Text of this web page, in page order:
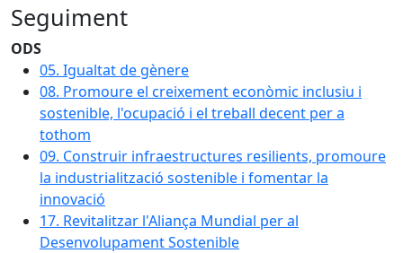
Seguiment
ODS
05. Igualtat de gènere
08. Promoure el creixement econòmic inclusiu i
sostenible, l'ocupació i el treball decent per a
tothom
09. Construir infraestructures resilients, promoure
la industrialització sostenible i fomentar la
innovació
17. Revitalitzar l'Aliança Mundial per al
Desenvolupament Sostenible